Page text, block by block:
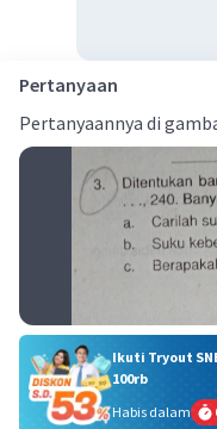
Pertanyaan
Pertanyaannya di
Ikuti Tryout
100rb
Habis dalam